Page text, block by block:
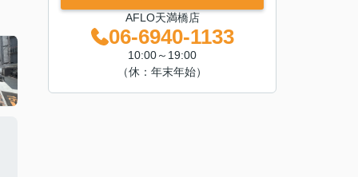
AFLO天満橋店
06-6940-1133
10:00～19:00
（休：年末年始）